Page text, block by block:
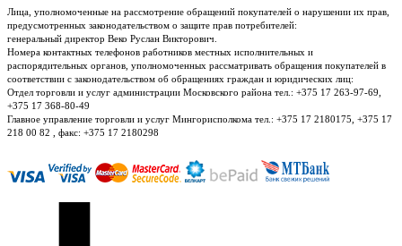
Лица, уполномоченные на рассмотрение обращений покупателей о нарушении их прав,
предусмотренных законодательством о защите прав потребителей:
генеральный директор Веко Руслан Викторович.
Номера контактных телефонов работников местных исполнительных и
распорядительных органов, уполномоченных рассматривать обращения покупателей в
соответствии с законодательством об обращениях граждан и юридических лиц:
Отдел торговли и услуг администрации Московского района тел.: +375 17 263-97-69,
+375 17 368-80-49
Главное управление торговли и услуг Мингорисполкома тел.: +375 17 2180175, +375 17
218 00 82 , факс: +375 17 2180298